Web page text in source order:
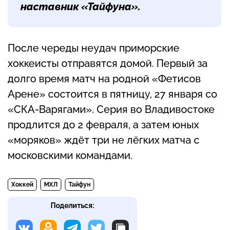
наставник «Тайфуна».
После череды неудач приморские
хоккеисты отправятся домой. Первый за
долго время матч на родной «Фетисов
Арене» состоится в пятницу, 27 января со
«СКА-Варягами». Серия во Владивостоке
продлится до 2 февраля, а затем юных
«моряков» ждёт три не лёгких матча с
московскими командами.
Хоккей МХЛ Тайфун
Поделиться: